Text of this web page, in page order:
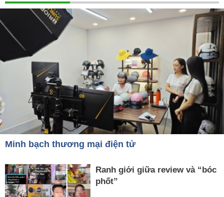
Minh bạch thương mại điện tử
Ranh giới giữa review và “bóc
phốt”